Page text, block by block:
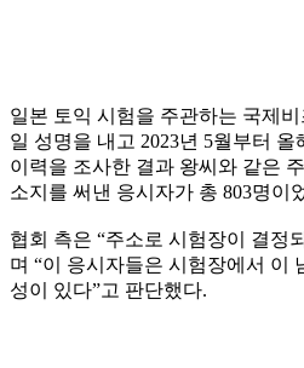
일본 토익 시험을 주관하는 국제
일 성명을 내고 2023년 5월부터
이력을 조사한 결과 왕씨와 같은
소지를 써낸 응시자가 총 803명이
협회 측은 “주소로 시험장이 결정
며 “이 응시자들은 시험장에서 이
성이 있다”고 판단했다.